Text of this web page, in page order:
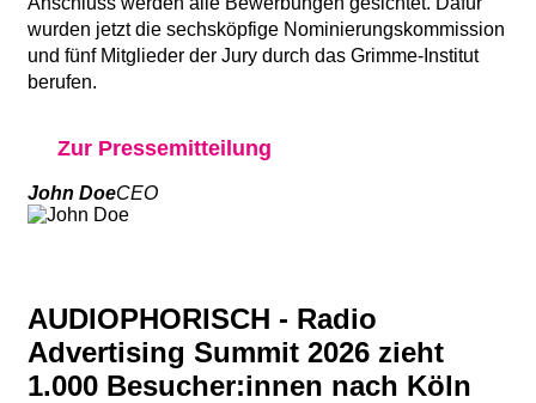
wurden jetzt die sechsköpfige Nominierungskommission
und fünf Mitglieder der Jury durch das Grimme-Institut
berufen.
Zur Pressemitteilung
John DoeCEO
AUDIOPHORISCH - Radio
Advertising Summit 2026 zieht
1.000 Besucher:innen nach Köln